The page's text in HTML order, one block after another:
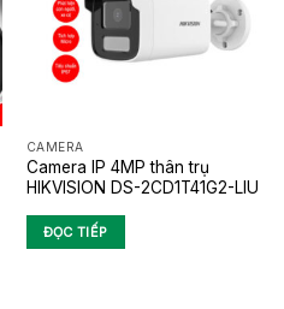
CAMERA
Camera IP 4MP thân trụ
HIKVISION DS-2CD1T41G2-LIU
ĐỌC TIẾP